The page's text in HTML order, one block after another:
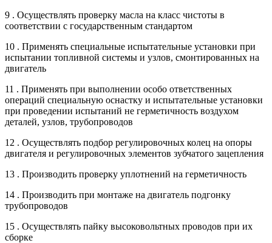
9 . Осуществлять проверку масла на класс чистоты в
соответствии с государственным стандартом
10 . Применять специальные испытательные установки при
испытании топливной системы и узлов, смонтированных на
двигатель
11 . Применять при выполнении особо ответственных
операций специальную оснастку и испытательные установки
при проведении испытаний не герметичность воздухом
деталей, узлов, трубопроводов
12 . Осуществлять подбор регулировочных колец на опоры
двигателя и регулировочных элементов зубчатого зацепления
13 . Производить проверку уплотнений на герметичность
14 . Производить при монтаже на двигатель подгонку
трубопроводов
15 . Осуществлять пайку высоковольтных проводов при их
сборке